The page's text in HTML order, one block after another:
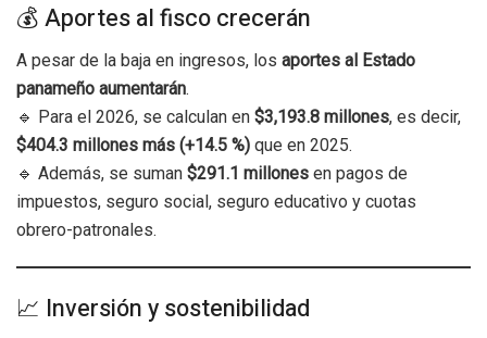
💰 Aportes al fisco crecerán
A pesar de la baja en ingresos, los aportes al Estado
panameño aumentarán.
🔹 Para el 2026, se calculan en $3,193.8 millones, es decir,
$404.3 millones más (+14.5 %) que en 2025.
🔹 Además, se suman $291.1 millones en pagos de
impuestos, seguro social, seguro educativo y cuotas
obrero-patronales.
📈 Inversión y sostenibilidad